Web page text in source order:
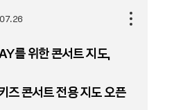
위한 콘서트 지도,
즈 콘서트 전용 지도 오픈